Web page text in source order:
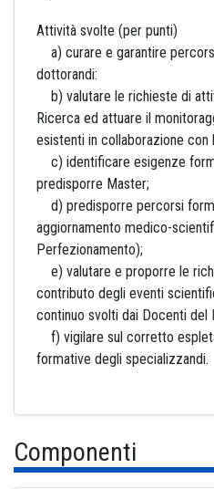
Attività svolte (per punti)
a) curare e garantire
dottorandi:
b) valutare le richieste di
Ricerca ed attuare il
esistenti in collaborazione con
c) identificare esigenze
predisporre Master;
d) predisporre percorsi
aggiornamento medico-
Perfezionamento);
e) valutare e proporre le
contributo degli eventi
continuo svolti dai Docenti del
f) vigilare sul corretto
formative degli specializzandi.
Componenti